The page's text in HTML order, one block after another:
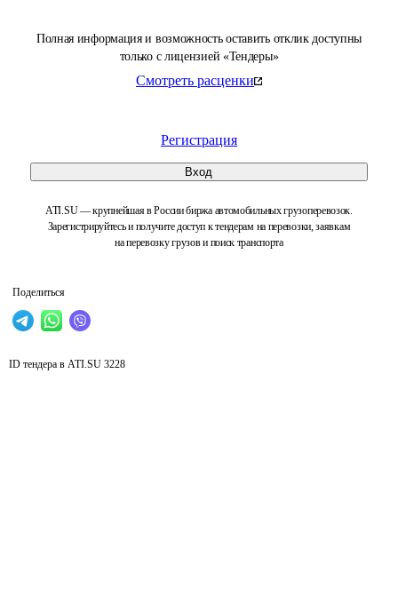
Полная информация и возможность оставить отклик доступны
только с лицензией «Тендеры»
Смотреть расценки
Регистрация
Вход
ATI.SU — крупнейшая в России биржа автомобильных грузоперевозок.
Зарегистрируйтесь и получите доступ к тендерам на перевозки, заявкам
на перевозку грузов и поиск транспорта
Поделиться
ID тендера в ATI.SU 3228